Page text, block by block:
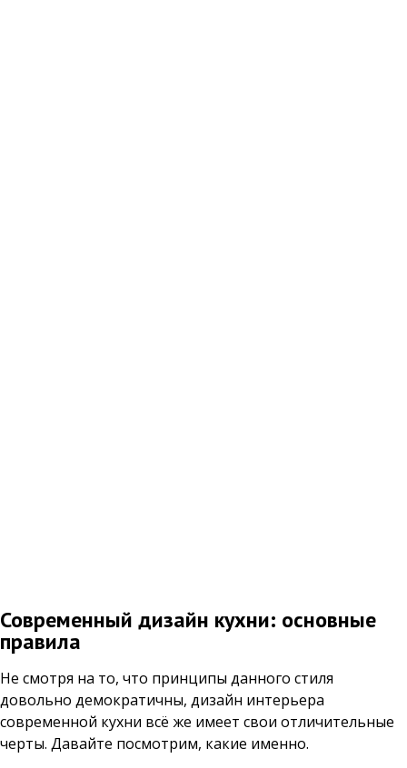
Современный дизайн кухни: основные
правила
Не смотря на то, что принципы данного стиля
довольно демократичны, дизайн интерьера
современной кухни всё же имеет свои отличительные
черты. Давайте посмотрим, какие именно.